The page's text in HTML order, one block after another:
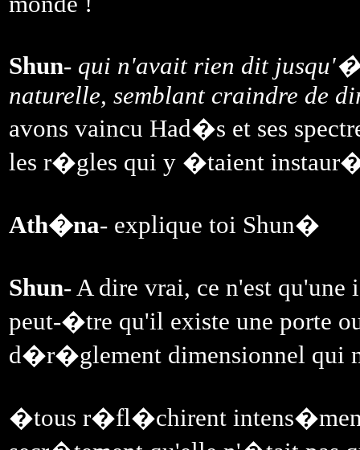
Shun- qui n'avait rien dit
naturelle, semblant craindre de
avons vaincu Had�s et ses
les r�gles qui y �taient
Ath�na- explique toi Shun�
Shun- A dire vrai, ce n'est
peut-�tre qu'il existe une porte
d�r�glement dimensionnel qui
�tous r�fl�chirent